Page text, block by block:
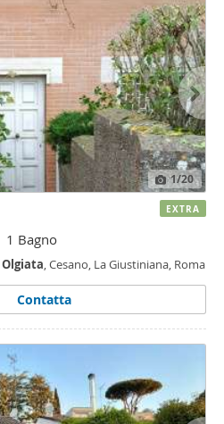
1/20
1 Bagno
Olgiata, Cesano, La Giustiniana, Roma
Contatta
EXTRA